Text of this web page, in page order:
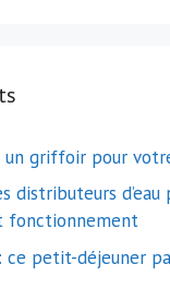
un griffoir pour
distributeurs d’eau
fonctionnement
ce petit-déjeuner